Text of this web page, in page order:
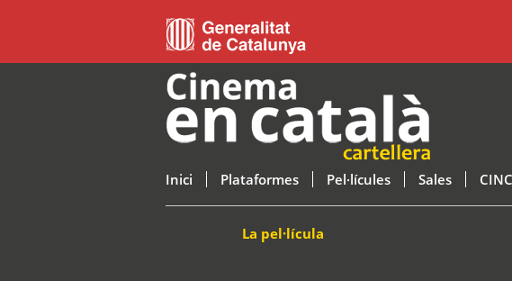
Inici Plataformes Pel·lícules Sales CINC
La pel·lícula